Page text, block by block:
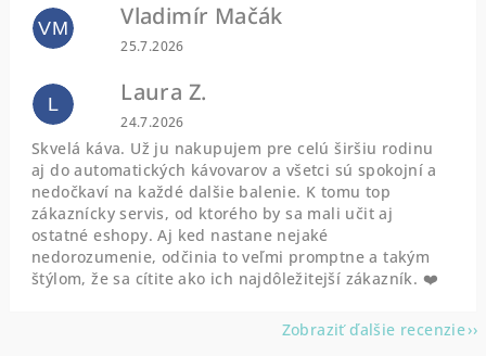
VM Vladimír Mačák
Hodnotenie obchodu je 5 z 5 hviezdičiek.
25.7.2026
L Laura Z.
Hodnotenie obchodu je 5 z 5 hviezdičiek.
24.7.2026
Skvelá káva. Už ju nakupujem pre celú širšiu rodinu
aj do automatických kávovarov a všetci sú spokojní a
nedočkaví na každé dalšie balenie. K tomu top
zákaznícky servis, od ktorého by sa mali učit aj
ostatné eshopy. Aj ked nastane nejaké
nedorozumenie, odčinia to veľmi promptne a takým
štýlom, že sa cítite ako ich najdôležitejší zákazník. ❤️
Zobraziť ďalšie recenzie